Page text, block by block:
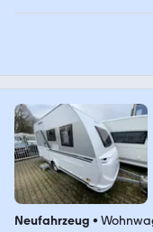
Neufahrzeug •